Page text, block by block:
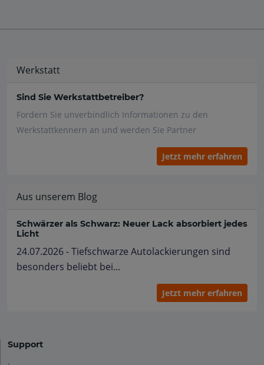
Werkstatt
Sind Sie Werkstattbetreiber?
Fordern Sie unverbindlich Informationen zu den
Werkstattkennern an und werden Sie Partner
Jetzt mehr erfahren
Aus unserem Blog
Schwärzer als Schwarz: Neuer Lack absorbiert jedes
Licht
24.07.2026 - Tiefschwarze Autolackierungen sind
besonders beliebt bei...
Jetzt mehr erfahren
Support